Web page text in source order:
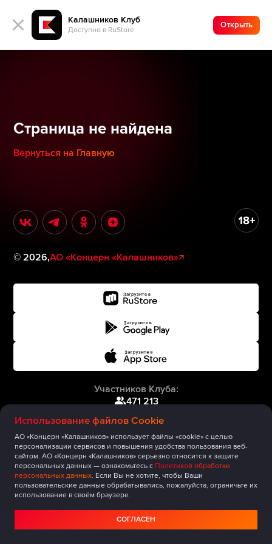
Калашников Клуб
Доступно в RuStore
Открыть
Использование файлов Cookie
АО «Концерн «Калашников» использует файлы «cookie» с целью
персонализации сервисов и повышения удобства пользования веб-
сайтом. АО «Концерн «Калашников» серьезно относится к защите
персональных данных — ознакомьтесь с Политикой обработки
персональных данных. Если Вы не хотите, чтобы Ваши
пользовательские данные обрабатывались, пожалуйста, ограничьте их
использование в своём браузере.
СОГЛАСЕН
Страница не найдена
Вернуться на Главную
©2026,АО «Концерн «Калашников»
Участников Клуба:
471 213